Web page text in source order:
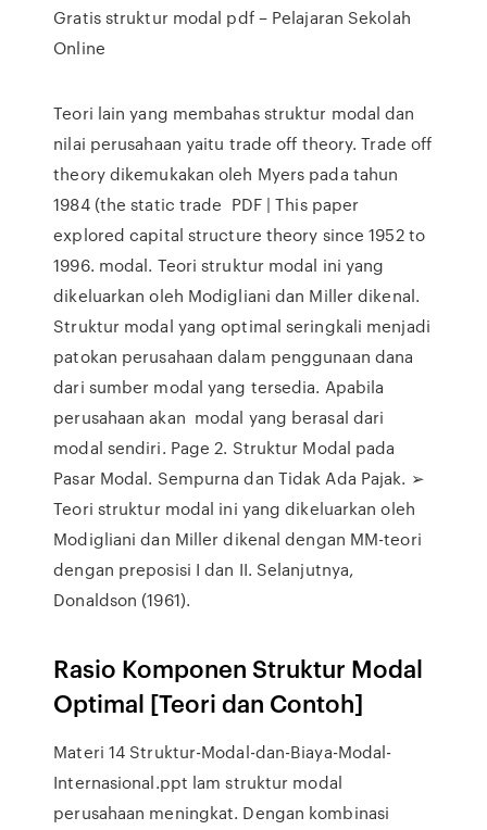
Gratis struktur modal pdf – Pelajaran Sekolah
Online
Teori lain yang membahas struktur modal dan
nilai perusahaan yaitu trade off theory. Trade off
theory dikemukakan oleh Myers pada tahun
1984 (the static trade PDF | This paper
explored capital structure theory since 1952 to
1996. modal. Teori struktur modal ini yang
dikeluarkan oleh Modigliani dan Miller dikenal.
Struktur modal yang optimal seringkali menjadi
patokan perusahaan dalam penggunaan dana
dari sumber modal yang tersedia. Apabila
perusahaan akan modal yang berasal dari
modal sendiri. Page 2. Struktur Modal pada
Pasar Modal. Sempurna dan Tidak Ada Pajak. ➢
Teori struktur modal ini yang dikeluarkan oleh
Modigliani dan Miller dikenal dengan MM-teori
dengan preposisi I dan II. Selanjutnya,
Donaldson (1961).
Rasio Komponen Struktur Modal
Optimal [Teori dan Contoh]
Materi 14 Struktur-Modal-dan-Biaya-Modal-
Internasional.ppt lam struktur modal
perusahaan meningkat. Dengan kombinasi